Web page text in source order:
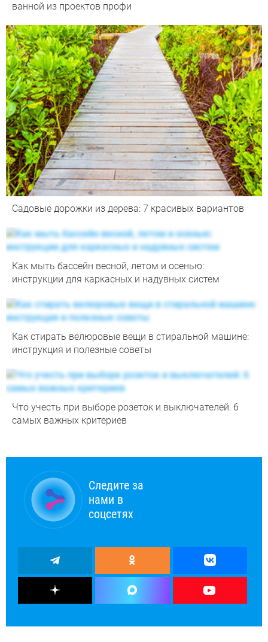
ванной из проектов профи
Садовые дорожки из дерева: 7 красивых вариантов
Как мыть бассейн весной, летом и осенью:
инструкции для каркасных и надувных систем
Как стирать велюровые вещи в стиральной машине:
инструкция и полезные советы
Что учесть при выборе розеток и выключателей: 6
самых важных критериев
Следите за
нами в
соцсетях